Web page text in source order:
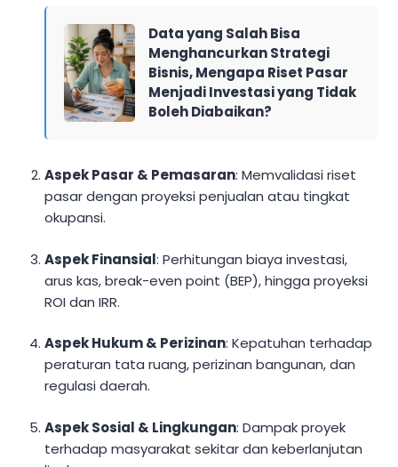
Data yang Salah Bisa
Menghancurkan Strategi
Bisnis, Mengapa Riset Pasar
Menjadi Investasi yang Tidak
Boleh Diabaikan?
Aspek Pasar & Pemasaran: Memvalidasi riset
pasar dengan proyeksi penjualan atau tingkat
okupansi.
Aspek Finansial: Perhitungan biaya investasi,
arus kas, break-even point (BEP), hingga proyeksi
ROI dan IRR.
Aspek Hukum & Perizinan: Kepatuhan terhadap
peraturan tata ruang, perizinan bangunan, dan
regulasi daerah.
Aspek Sosial & Lingkungan: Dampak proyek
terhadap masyarakat sekitar dan keberlanjutan